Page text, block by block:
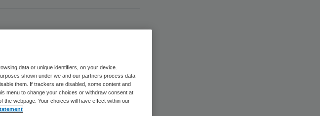
animo
data or unique identifiers, on your device.
shown under we and our partners process data
them. If trackers are disabled, some content and
menu to change your choices or withdraw consent at
the webpage. Your choices will have effect within our